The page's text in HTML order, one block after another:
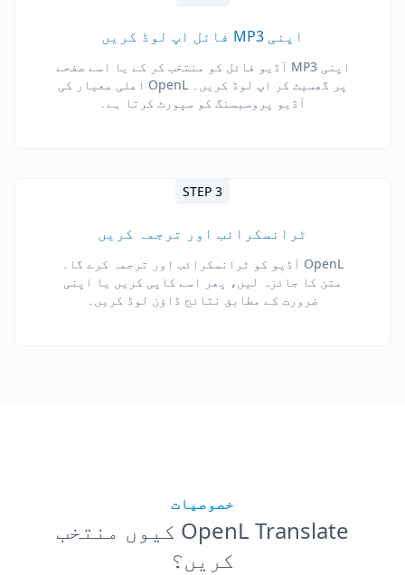
اپنی MP3 فائل اپ لوڈ کریں
اپنی MP3 آڈیو فائل کو منتخب کر کے یا اسے صفحے
پر گھسیٹ کر اپ لوڈ کریں۔ OpenL اعلی معیار کی
آڈیو پروسیسنگ کو سپورٹ کرتا ہے۔
STEP 3
ٹرانسکرائب اور ترجمہ کریں
OpenL آڈیو کو ٹرانسکرائب اور ترجمہ کرے گا۔
متن کا جائزہ لیں، پھر اسے کاپی کریں یا اپنی
ضرورت کے مطابق نتائج ڈاؤن لوڈ کریں۔
خصوصیات
OpenL Translate کیوں منتخب
کریں؟